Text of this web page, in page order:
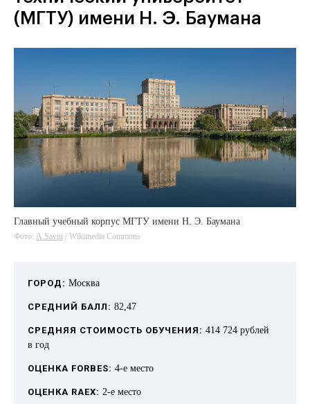
(МГТУ) имени Н. Э. Баумана
Главный учебный корпус МГТУ имени Н. Э. Баумана
Фото: A.Savin / Wikimedia Commons
ГОРОД: Москва
СРЕДНИЙ БАЛЛ: 82,47
СРЕДНЯЯ СТОИМОСТЬ ОБУЧЕНИЯ: 414 724 рублей
в год
ОЦЕНКА FORBES: 4-е место
ОЦЕНКА RAEX: 2-е место